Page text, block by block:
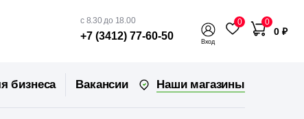
с 8.30 до 18.00
+7 (3412) 77-60-50 Вход
0 0
0 ₽
бизнеса Вакансии Наши магазины